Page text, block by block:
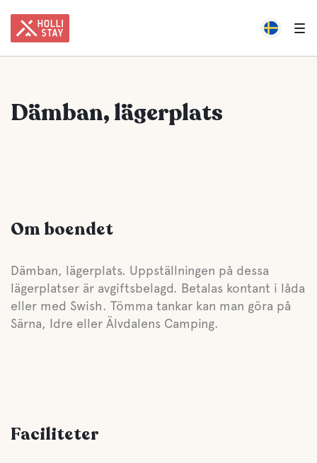
Dämban, lägerplats
Om boendet
Dämban, lägerplats. Uppställningen på dessa
lägerplatser är avgiftsbelagd. Betalas kontant i låda
eller med Swish. Tömma tankar kan man göra på
Särna, Idre eller Älvdalens Camping.
Faciliteter